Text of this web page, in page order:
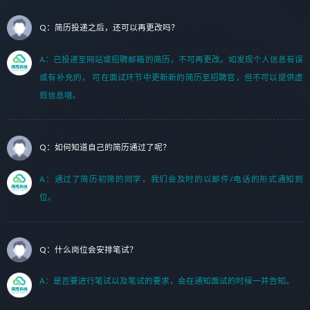
Q：简历投递之后，还可以再更改吗？
A：已投递至网站或招聘邮箱的简历，不可再更改。如发现个人信息有误
或有补充的， 可在面试环节中更新新的简历至招聘官，但不可以提供虚
假信息哦。
Q：如何知道自己的简历通过了呢？
A：通过了简历初筛的同学，我们会及时的以邮件/电话的形式通知到
位。
Q：什么岗位会安排笔试？
A：是否要进行笔试以及笔试的要求，会在通知面试的时候一并告知。